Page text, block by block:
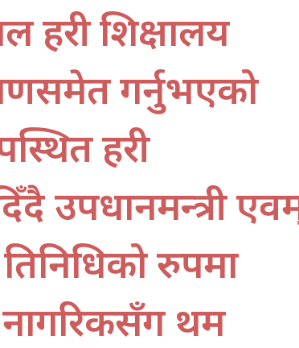
शिक्षालय
गर्नुभएको
प्रहरी
उपप्रधानमन्त्री
रुपमा
प्रथम